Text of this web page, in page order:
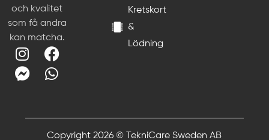
och kvalitet
som få andra
kan matcha.
Kretskort
&
Lödning
Copyright 2026 © TekniCare Sweden AB